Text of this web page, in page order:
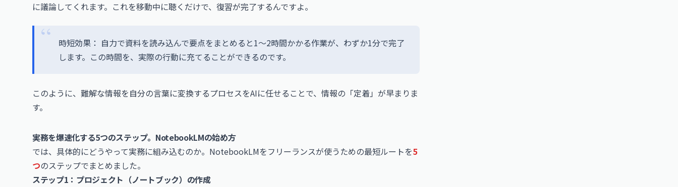
に議論してくれます。これを移動中に聴くだけで、復習が完了するんですよ。
時短効果： 自力で資料を読み込んで要点をまとめると1〜2時間かかる作業が、わずか1分で完了
します。この時間を、実際の行動に充てることができるのです。
このように、難解な情報を自分の言葉に変換するプロセスをAIに任せることで、情報の「定着」が早まりま
す。
実務を爆速化する5つのステップ。NotebookLMの始め方
では、具体的にどうやって実務に組み込むのか。NotebookLMをフリーランスが使うための最短ルートを5
つのステップでまとめました。
ステップ1：プロジェクト（ノートブック）の作成